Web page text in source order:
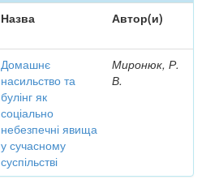
Назва Автор(и)
Домашнє
насильство та
булінг як
соціально
небезпечні явища
у сучасному
суспільстві
Миронюк, Р.
В.